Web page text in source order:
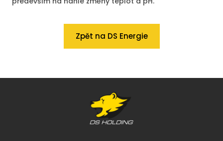
Zpět na DS Energie